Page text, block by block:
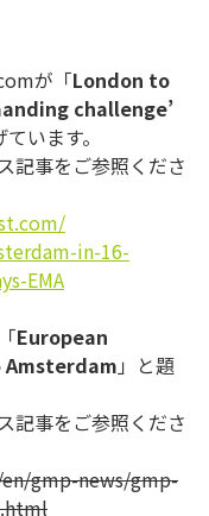
が「London to
challenge’
います。
記事をご参照くださ
in-16-
EMA
European
Amsterdam 」と題
記事をご参照くださ
gmp-news/gmp-